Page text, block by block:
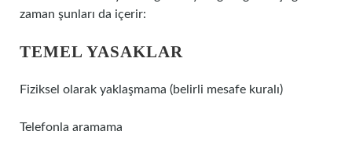
zaman şunları da içerir:
TEMEL YASAKLAR
Fiziksel olarak yaklaşmama (belirli mesafe kuralı)
Telefonla aramama